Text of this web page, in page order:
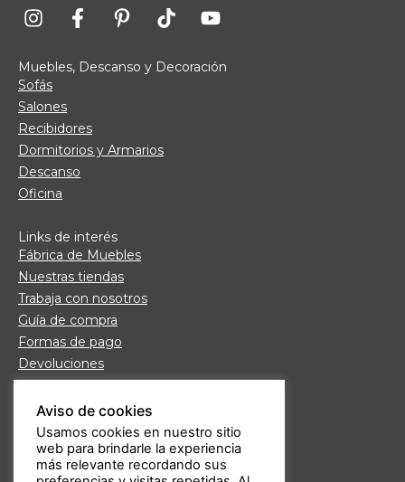
Muebles, Descanso y Decoración
Sofás
Salones
Recibidores
Dormitorios y Armarios
Descanso
Oficina
Links de interés
Fábrica de Muebles
Nuestras tiendas
Trabaja con nosotros
Guía de compra
Formas de pago
Devoluciones
Garantía Daicar
Preguntas frecuentes
Atención al cliente
Aviso legal
Política de privacidad
Aviso de cookies
Usamos cookies en nuestro sitio
web para brindarle la experiencia
más relevante recordando sus